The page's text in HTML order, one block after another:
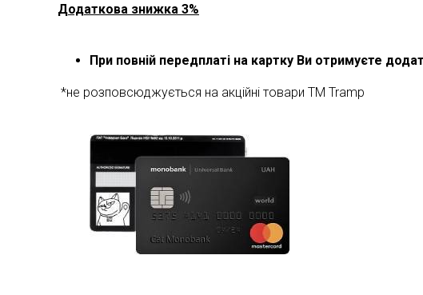
Додаткова знижка 3%
При повній передплаті на картку Ви отримуєте
*не розповсюджується на акційні товари ТМ Tramp